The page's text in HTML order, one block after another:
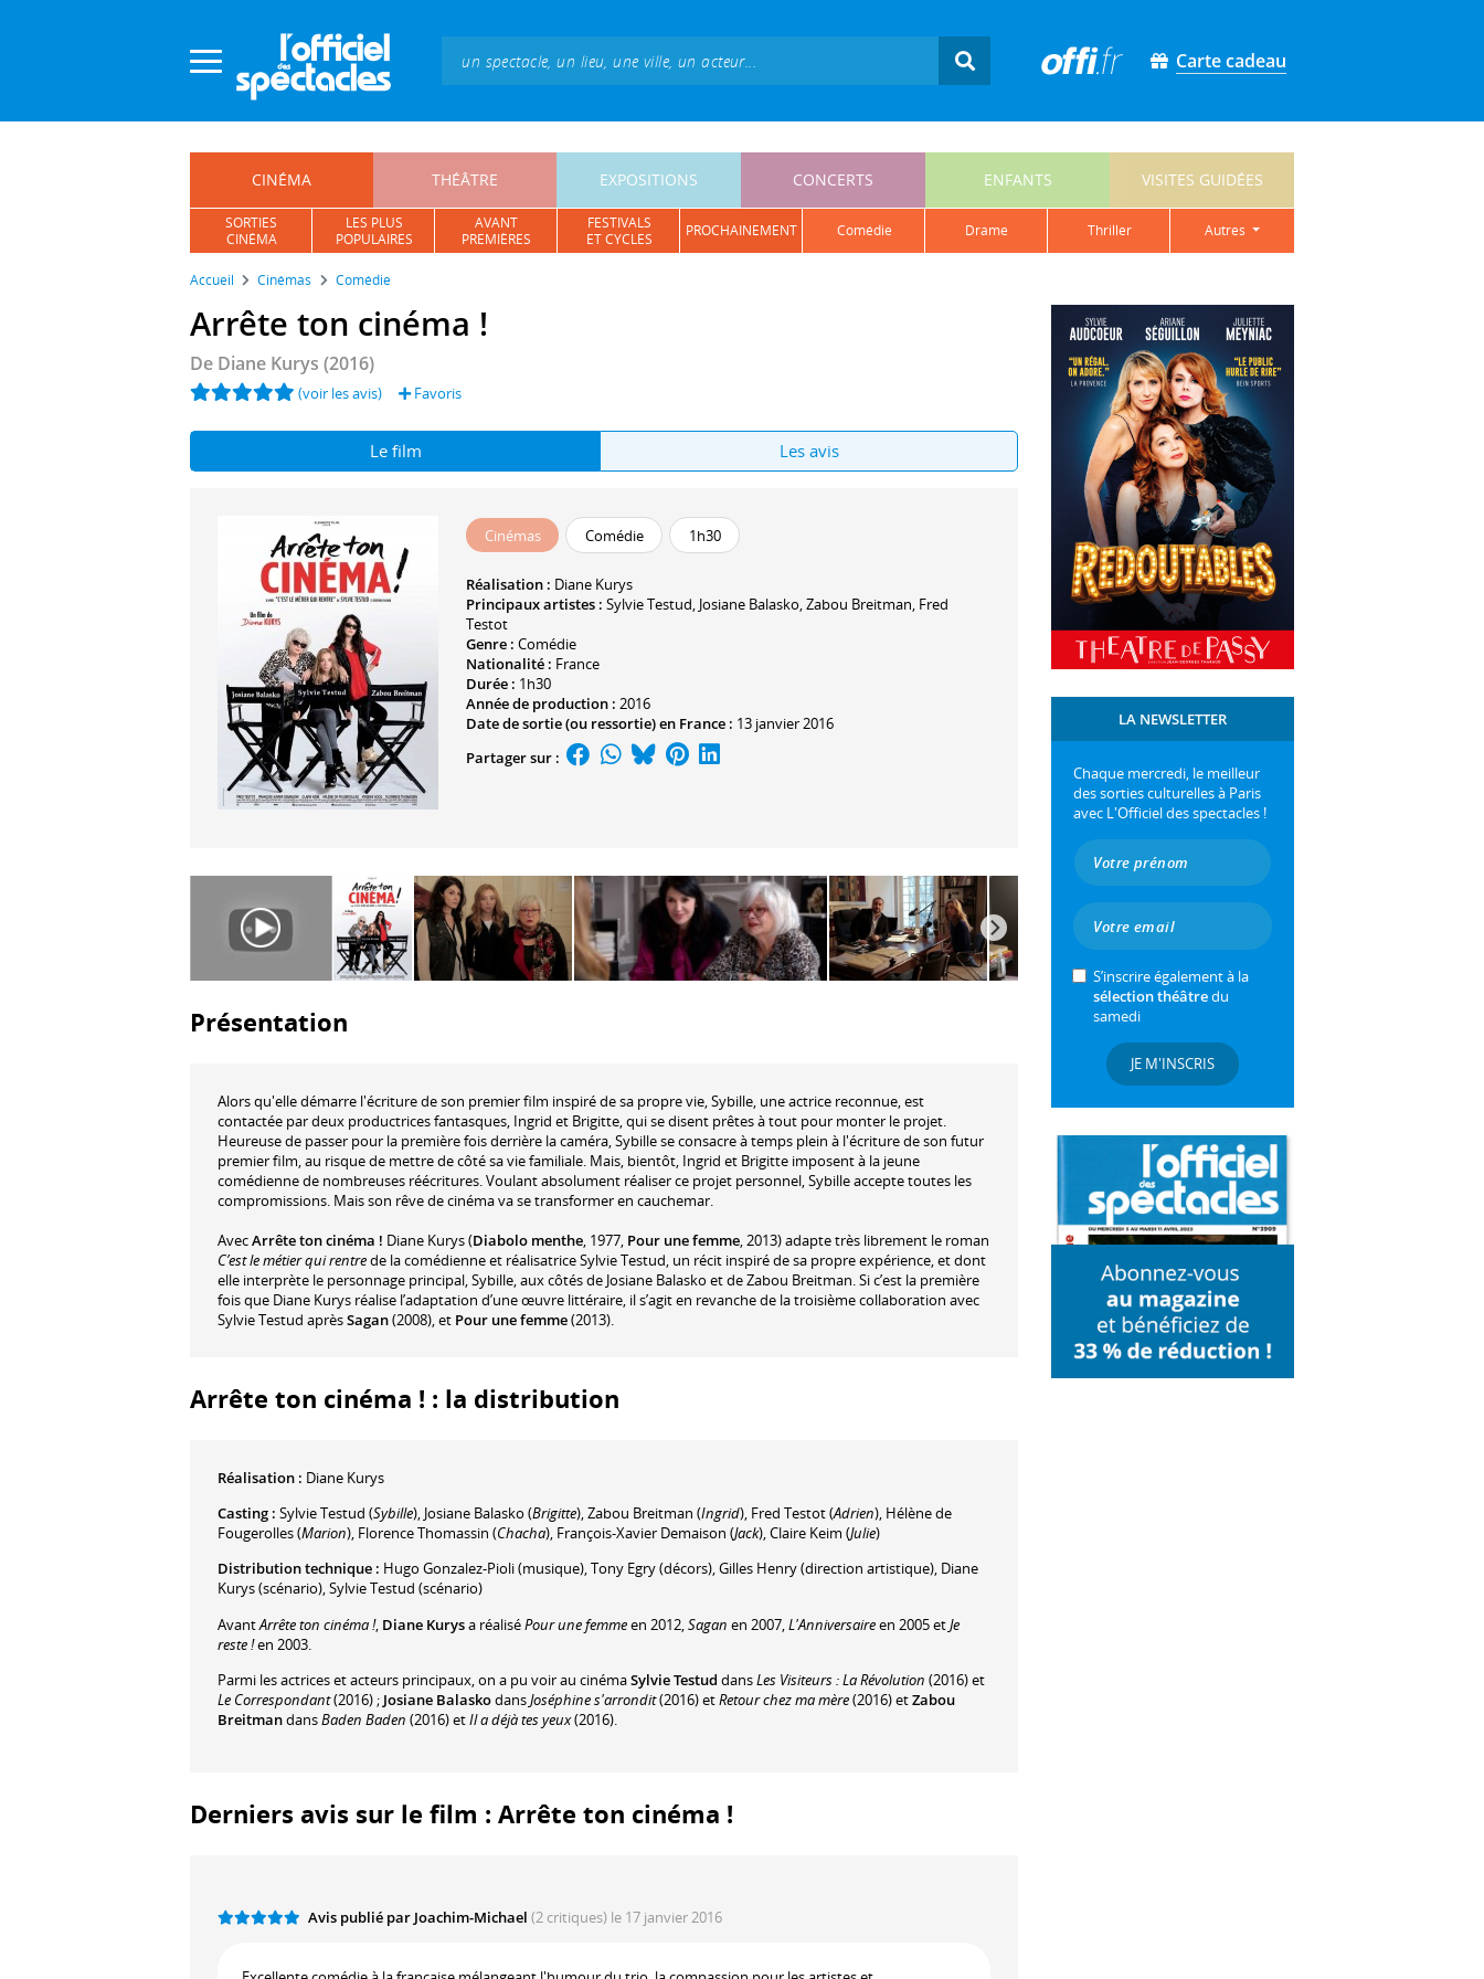
Carte cadeau
CINÉMA THÉÂTRE EXPOSITIONS CONCERTS ENFANTS VISITES GUIDÉES
SORTIES
CINÉMA
LES PLUS
POPULAIRES
AVANT
PREMIÈRES
FESTIVALS
ET CYCLES
PROCHAINEMENT comédie drame thriller autres
Accueil Cinémas Comédie
Arrête ton cinéma !
De Diane Kurys (2016)
(voir les avis) Favoris
Le film Les avis
Cinémas Comédie 1h30
Réalisation : Diane Kurys
Principaux artistes : Sylvie Testud, Josiane Balasko,Zabou Breitman, Fred
Testot
Genre : Comédie
Nationalité : France
Durée : 1h30
Année de production : 2016
Date de sortie (ou ressortie) en France : 13 janvier 2016
Partager sur :
Présentation
Alors qu'elle démarre l'écriture de son premier film inspiré de sa propre vie, Sybille, une actrice reconnue, est
contactée par deux productrices fantasques, Ingrid et Brigitte, qui se disent prêtes à tout pour monter le projet.
Heureuse de passer pour la première fois derrière la caméra, Sybille se consacre à temps plein à l'écriture de son futur
premier film, au risque de mettre de côté sa vie familiale. Mais, bientôt, Ingrid et Brigitte imposent à la jeune
comédienne de nombreuses réécritures. Voulant absolument réaliser ce projet personnel, Sybille accepte toutes les
compromissions. Mais son rêve de cinéma va se transformer en cauchemar.
AvecArrête ton cinéma ! Diane Kurys (Diabolo menthe , 1977, Pour une femme , 2013) adapte très librement le roman
C’est le métier qui rentrede la comédienne et réalisatrice Sylvie Testud, un récit inspiré de sa propre expérience, et dont
elle interprète le personnage principal, Sybille, aux côtés de Josiane Balasko et de Zabou Breitman. Si c’est la première
fois que Diane Kurys réalise l’adaptation d’une œuvre littéraire, il s’agit en revanche de la troisième collaboration avec
Sylvie Testud aprèsSagan(2008), et Pour une femme(2013).
Arrête ton cinéma ! : la distribution
Réalisation : Diane Kurys
Casting : Sylvie Testud (Sybille), Josiane Balasko (Brigitte),Zabou Breitman (Ingrid), Fred Testot(Adrien), Hélène de
Fougerolles(Marion), Florence Thomassin (Chacha), François-Xavier Demaison (Jack),Claire Keim (Julie)
Distribution technique : Hugo Gonzalez-Pioli(musique),Tony Egry(décors),Gilles Henry(direction artistique), Diane
Kurys(scénario),Sylvie Testud (scénario)
AvantArrête ton cinéma !, Diane Kurysa réaliséPour une femmeen 2012,Sagan en 2007,L'Anniversaireen 2005 etJe
reste !en 2003.
Parmi les actrices et acteurs principaux, on a pu voir au cinémaSylvie Testud dansLes Visiteurs : La Révolution (2016) et
Le Correspondant(2016) ; Josiane BalaskodansJoséphine s'arrondit(2016) etRetour chez ma mère(2016) etZabou
BreitmandansBaden Baden (2016) etIl a déjà tes yeux(2016).
Derniers avis sur le film : Arrête ton cinéma !
Avis publié par Joachim-Michael (2 critiques) le 17 janvier 2016
LA NEWSLETTER
Chaque mercredi, le meilleur
des sorties culturelles à Paris
avec L'Officiel des spectacles !
S’inscrire également à la
sélection théâtredu
samedi
JE M'INSCRIS